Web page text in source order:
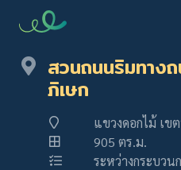
สวนถนนริมทาง
ภิเษก
แขวงดอกไม้ เข
905 ตร.ม.
ระหว่างกระบวน